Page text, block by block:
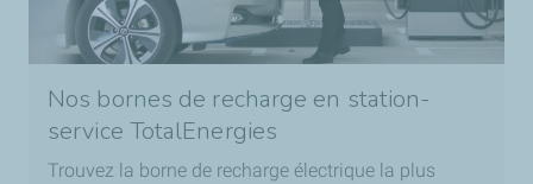
Nos bornes de recharge en station-
service TotalEnergies
Trouvez la borne de recharge électrique la plus